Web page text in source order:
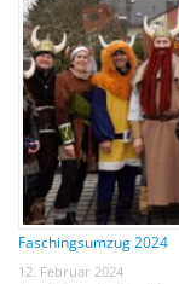
Faschingsumzug 2024
12. Februar 2024